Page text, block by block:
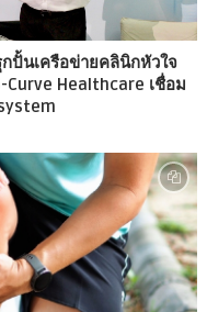
รุกปั้นเครือข่ายคลินิกหัวใจ
Curve Healthcare เชื่อม